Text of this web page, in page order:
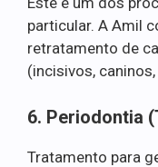
particular. A Amil
retratamento de
(incisivos,
6. Periodontia
Tratamento para